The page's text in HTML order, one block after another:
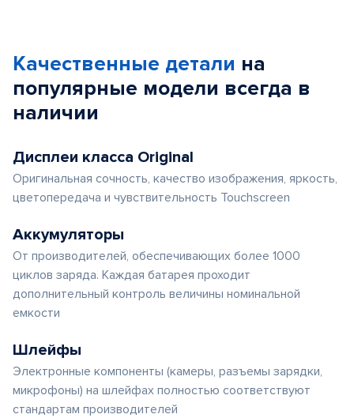
Качественные детали на
популярные модели всегда в
наличии
Дисплеи класса Original
Оригинальная сочность, качество изображения, яркость,
цветопередача и чувствительность Touchscreen
Аккумуляторы
От производителей, обеспечивающих более 1000
циклов заряда. Каждая батарея проходит
дополнительный контроль величины номинальной
емкости
Шлейфы
Электронные компоненты (камеры, разъемы зарядки,
микрофоны) на шлейфах полностью соответствуют
стандартам производителей